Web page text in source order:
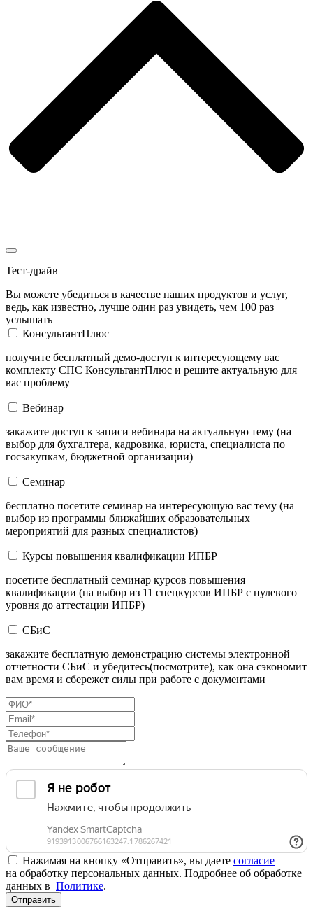
Тест-драйв
Вы можете убедиться в качестве наших продуктов и услуг,
ведь, как известно, лучше один раз увидеть, чем 100 раз
услышать
КонсультантПлюс
получите бесплатный демо-доступ к интересующему вас
комплекту СПС КонсультантПлюс и решите актуальную для
вас проблему
Вебинар
закажите доступ к записи вебинара на актуальную тему (на
выбор для бухгалтера, кадровика, юриста, специалиста по
госзакупкам, бюджетной организации)
Семинар
бесплатно посетите семинар на интересующую вас тему (на
выбор из программы ближайших образовательных
мероприятий для разных специалистов)
Курсы повышения квалификации ИПБР
посетите бесплатный семинар курсов повышения
квалификации (на выбор из 11 спецкурсов ИПБР с нулевого
уровня до аттестации ИПБР)
СБиС
закажите бесплатную демонстрацию системы электронной
отчетности СБиС и убедитесь(посмотрите), как она сэкономит
вам время и сбережет силы при работе с документами
Нажимая на кнопку «Отправить», вы даете согласие
на обработку персональных данных. Подробнее об обработке
данных в Политике.
Отправить